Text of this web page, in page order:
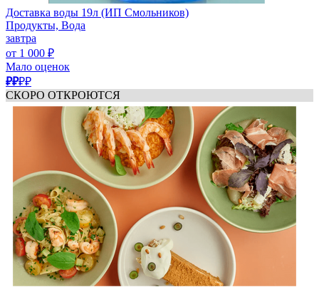
Доставка воды 19л (ИП Смольников)
Продукты, Вода
завтра
от 1 000 ₽
Мало оценок
₽₽₽₽
СКОРО ОТКРОЮТСЯ